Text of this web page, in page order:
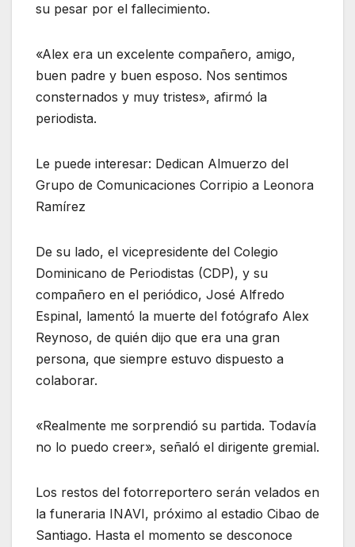
su pesar por el fallecimiento.
«Alex era un excelente compañero, amigo,
buen padre y buen esposo. Nos sentimos
consternados y muy tristes», afirmó la
periodista.
Le puede interesar: Dedican Almuerzo del
Grupo de Comunicaciones Corripio a Leonora
Ramírez
De su lado, el vicepresidente del Colegio
Dominicano de Periodistas (CDP), y su
compañero en el periódico, José Alfredo
Espinal, lamentó la muerte del fotógrafo Alex
Reynoso, de quién dijo que era una gran
persona, que siempre estuvo dispuesto a
colaborar.
«Realmente me sorprendió su partida. Todavía
no lo puedo creer», señaló el dirigente gremial.
Los restos del fotorreportero serán velados en
la funeraria INAVI, próximo al estadio Cibao de
Santiago. Hasta el momento se desconoce